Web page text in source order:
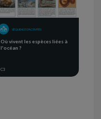
SÉQUENCE D'ACTIVITÉS
Où vivent les espèces liées à
l'océan ?
C3